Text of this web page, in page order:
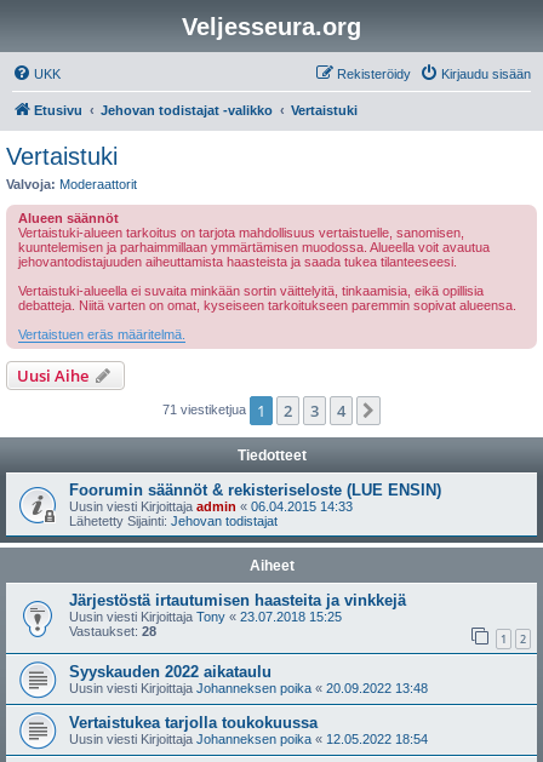
Veljesseura.org
UKK Kirjaudu sisään
Rekisteröidy
Etusivu Jehovan todistajat -valikko Vertaistuki
Vertaistuki
Valvoja: Moderaattorit
Alueen säännöt
Vertaistuki-alueen tarkoitus on tarjota mahdollisuus vertaistuelle, sanomisen,
kuuntelemisen ja parhaimmillaan ymmärtämisen muodossa. Alueella voit avautua
jehovantodistajuuden aiheuttamista haasteista ja saada tukea tilanteeseesi.
Vertaistuki-alueella ei suvaita minkään sortin väittelyitä, tinkaamisia, eikä opillisia
debatteja. Niitä varten on omat, kyseiseen tarkoitukseen paremmin sopivat alueensa.
Vertaistuen eräs määritelmä.
Uusi Aihe
71 viestiketjua 1 2 3 4
Tiedotteet
Foorumin säännöt & rekisteriseloste (LUE ENSIN)
Uusin viesti Kirjoittaja admin « 06.04.2015 14:33
Lähetetty Sijainti: Jehovan todistajat
Aiheet
Järjestöstä irtautumisen haasteita ja vinkkejä
Uusin viesti Kirjoittaja Tony « 23.07.2018 15:25
Vastaukset: 28 1 2
Syyskauden 2022 aikataulu
Uusin viesti Kirjoittaja Johanneksen poika « 20.09.2022 13:48
Vertaistukea tarjolla toukokuussa
Uusin viesti Kirjoittaja Johanneksen poika « 12.05.2022 18:54